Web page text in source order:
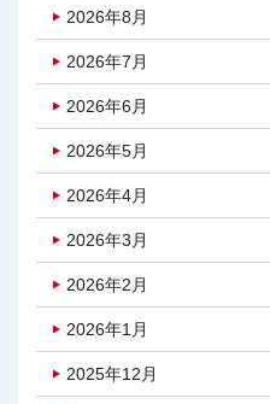
2026年8月
2026年7月
2026年6月
2026年5月
2026年4月
2026年3月
2026年2月
2026年1月
2025年12月